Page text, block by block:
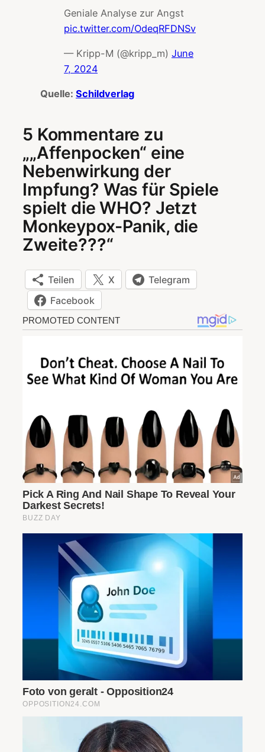
Geniale Analyse zur Angst
pic.twitter.com/OdeqRFDNSv
— Kripp-M (@kripp_m) June
7, 2024
Quelle: Schildverlag
5 Kommentare zu
„„Affenpocken“ eine
Nebenwirkung der
Impfung? Was für Spiele
spielt die WHO? Jetzt
Monkeypox-Panik, die
Zweite???“
Teilen X
Telegram
Facebook